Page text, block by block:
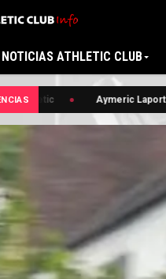
NOTICIAS ATHLETIC CLUB
Aymeric Laporte